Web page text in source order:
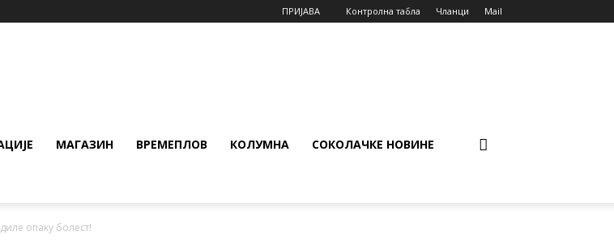
ПРИЈАВА Контролна табла Чланци Mail
МАГАЗИН ВРЕМЕПЛОВ КОЛУМНА СОКОЛАЧКЕ НОВИНЕ
опаку болест!